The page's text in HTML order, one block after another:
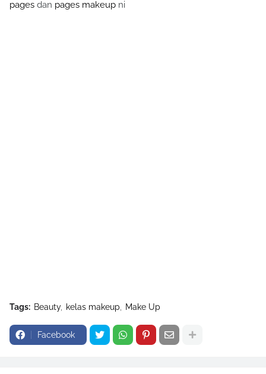
pages dan pages makeup ni
Tags: Beauty kelas makeup Make Up
Facebook